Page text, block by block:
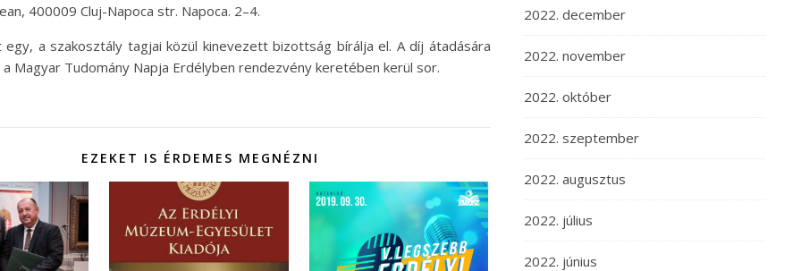
400009 Cluj-Napoca str. Napoca. 2–4.
egy, a szakosztály tagjai közül kinevezett bizottság bírálja el. A díj átadására
Magyar Tudomány Napja Erdélyben rendezvény keretében kerül sor.
EZEKET IS ÉRDEMES MEGNÉZNI
2022. december
2022. november
2022. október
2022. szeptember
2022. augusztus
2022. július
2022. június